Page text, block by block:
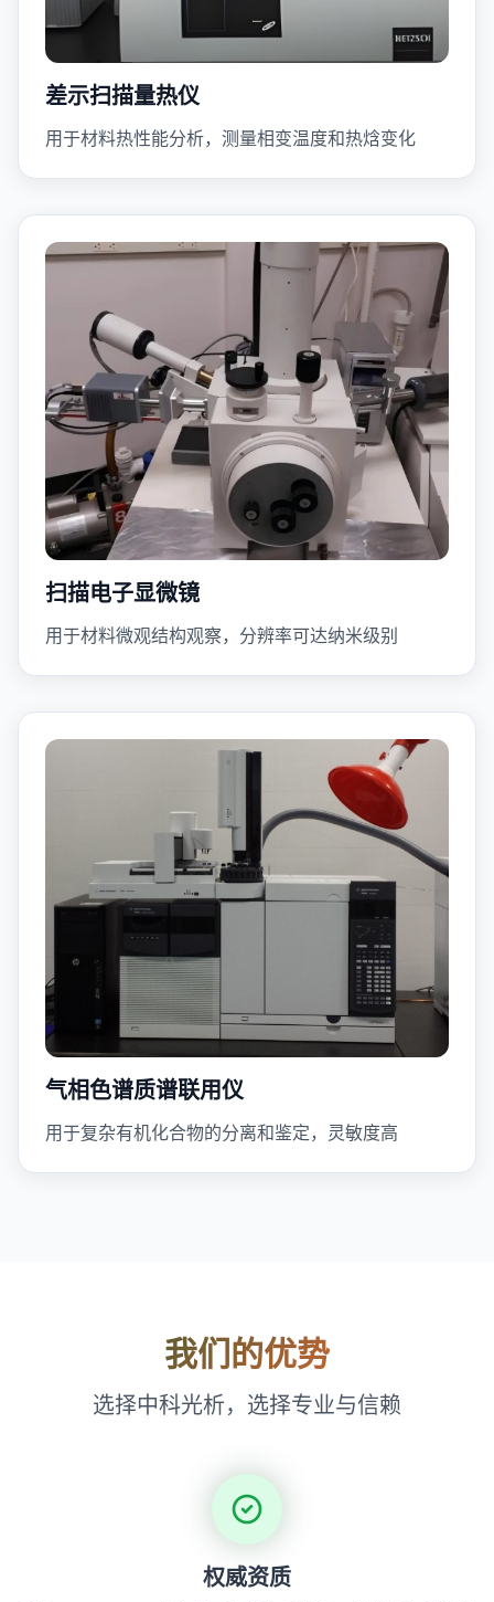
差示扫描量热仪
用于材料热性能分析，测量相变温度和热焓变化
扫描电子显微镜
用于材料微观结构观察，分辨率可达纳米级别
气相色谱质谱联用仪
用于复杂有机化合物的分离和鉴定，灵敏度高
我们的优势
选择中科光析，选择专业与信赖
权威资质